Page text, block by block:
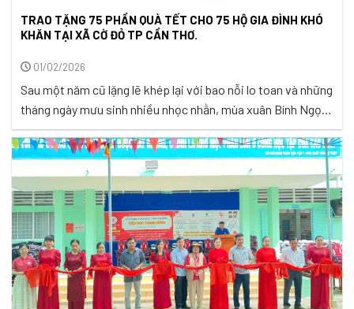
TRAO TẶNG 75 PHẦN QUÀ TẾT CHO 75 HỘ GIA ĐÌNH KHÓ
KHĂN TẠI XÃ CỜ ĐỎ TP CẦN THƠ.
01/02/2026
Sau một năm cũ lặng lẽ khép lại với bao nỗi lo toan và những
tháng ngày mưu sinh nhiều nhọc nhằn, mùa xuân Bính Ngọ
2026 lại về, khẽ gõ cửa từng mái nhà nơi xã Cờ Đỏ, TP. Cần
Thơ. Gió xuân đã bắt đầu len qua những con đường quê,
mang theo ...